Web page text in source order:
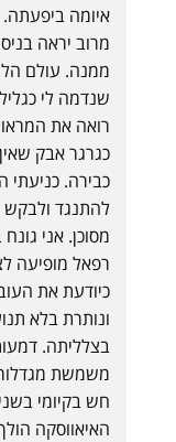
איומה ביפעתה.
מרוב יראה
ממנה. עולם
שנדמה לי
רואה את
כגרגר אבק
כבירה. כניעתי
להתנגד ולבקש
מסוכן. אני
רפאל מופיעה
כיודעת את
ונותרת בלא
בצלליתה.
משמשת מגדלור
חש בקיומי
האיאווסקה